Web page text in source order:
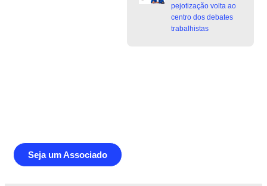
pejotização volta ao
centro dos debates
trabalhistas
Seja um Associado